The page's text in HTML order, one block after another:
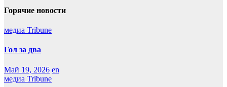
Горячие новости
медиа Tribune
Гол за два
Май 19, 2026 en
медиа Tribune